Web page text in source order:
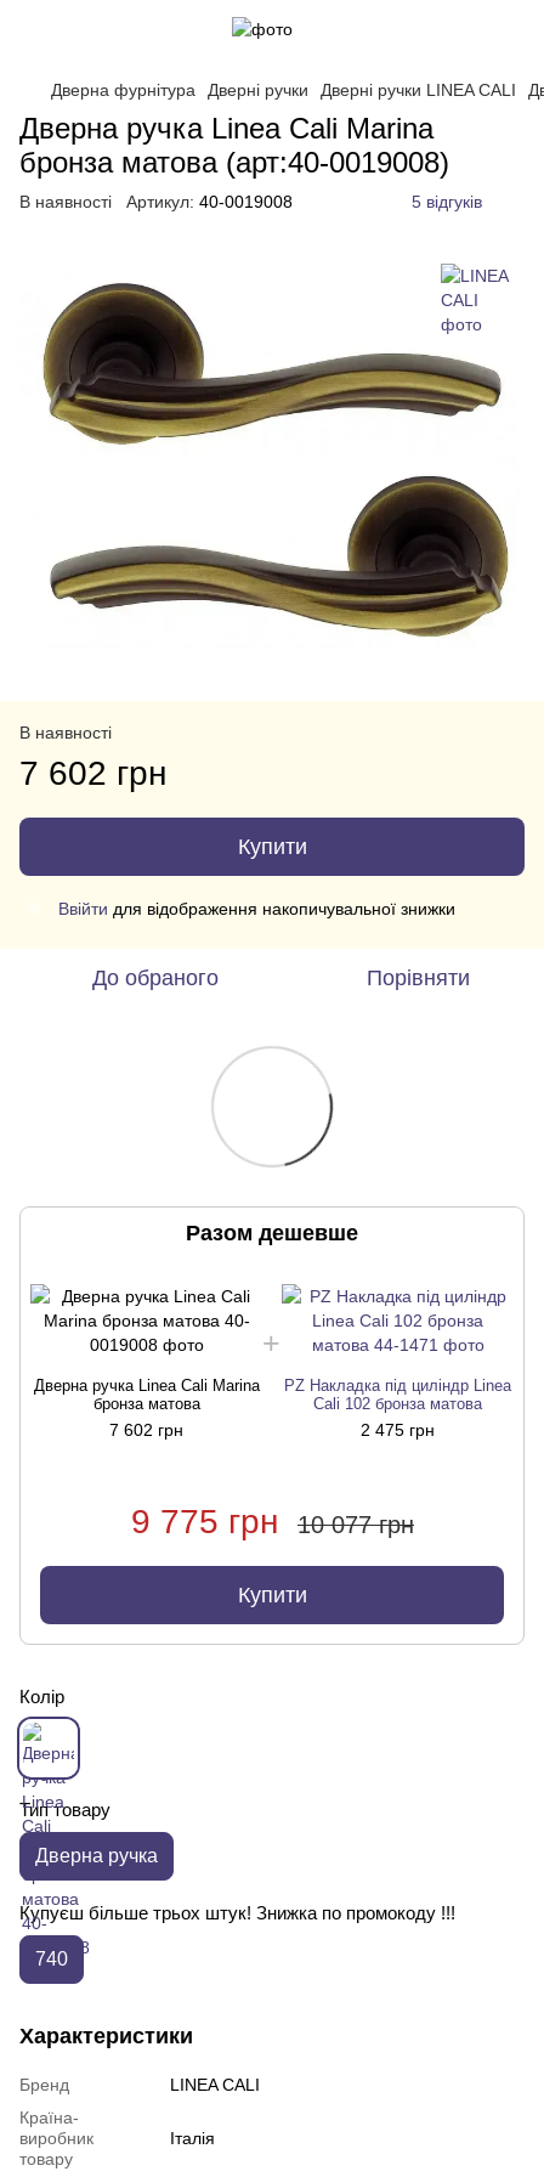
Дверна фурнітура Дверні ручки Дверні ручки LINEA CALI
Дверна ручка Linea Cali Marina
бронза матова (арт:40-0019008)
В наявності Артикул: 40-0019008 5 відгуків
В наявності
7 602 грн
Купити
Ввійти для відображення накопичувальної знижки
До обраного Порівняти
Разом дешевше
Дверна ручка Linea Cali Marina
бронза матова
7 602 грн
PZ Накладка під циліндр Linea
Cali 102 бронза матова
2 475 грн
9 775 грн 10 077 грн
Купити
Колір
Тип товару
Дверна ручка
Купуєш більше трьох штук! Знижка по промокоду !!!
740
Характеристики
Бренд
LINEA CALI
Країна-
виробник
товару
Італія